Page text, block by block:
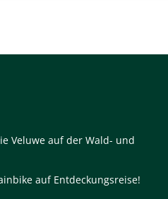
Veluwe auf der Wald- und
auf Entdeckungsreise!